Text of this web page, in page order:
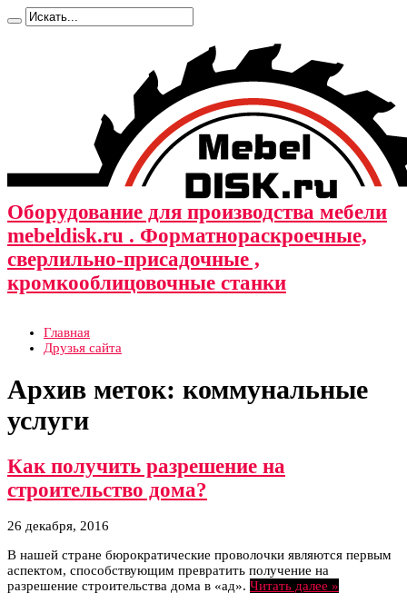
Оборудование для производства мебели
mebeldisk.ru . Форматнораскроечные,
сверлильно-присадочные ,
кромкооблицовочные станки
Главная
Друзья сайта
Архив меток: коммунальные
услуги
Как получить разрешение на
строительство дома?
26 декабря, 2016
В нашей стране бюрократические проволочки являются первым
аспектом, способствующим превратить получение на
разрешение строительства дома в «ад». Читать далее »